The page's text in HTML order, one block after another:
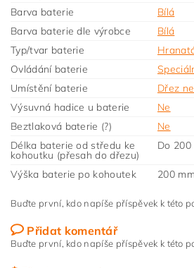
Barva baterie
Bílá
Barva baterie dle výrobce
Bílá
Typ/tvar baterie
Ovládání baterie
Umístění baterie
Dřez
Výsuvná hadice u baterie
Ne
Beztlaková baterie (?)
Ne
Délka baterie od středu ke
kohoutku (přesah do dřezu)
Do 200
Výška baterie po kohoutek 200
Buďte první, kdo napíše příspěvek k této
Přidat komentář
Buďte první, kdo napíše příspěvek k této